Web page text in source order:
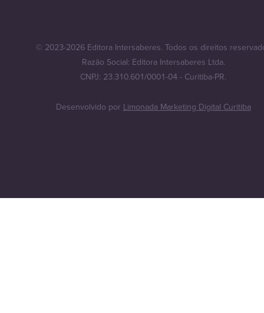
© 2023-2026 Editora Intersaberes. Todos os direitos
Razão Social: Editora Intersaberes Ltda.
CNPJ: 23.310.601/0001-04 - Curitiba-PR.
Desenvolvido por Limonada Marketing Digital Curitiba